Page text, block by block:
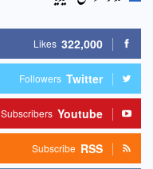
322,000
Likes
Twitter
Followers
Youtube
Subscribers
RSS
Subscribe